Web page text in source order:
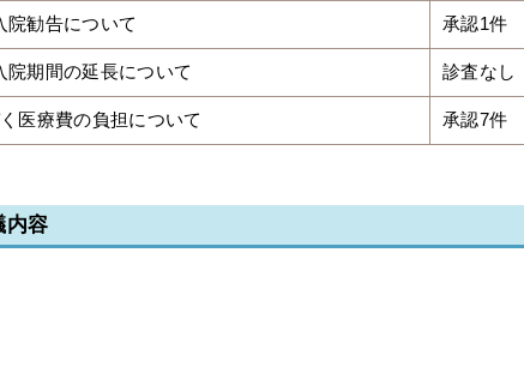
勧告について 承認1件
期間の延長について 診査なし
医療費の負担について 承認7件
内容